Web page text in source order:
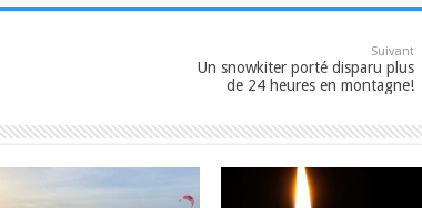
Suivant
Un snowkiter porté disparu plus
de 24 heures en montagne!